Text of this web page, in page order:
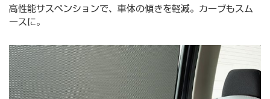
高性能サスペンションで、車体の傾きを軽減。カーブもスム
ースに。